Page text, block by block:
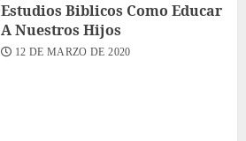
Estudios Biblicos Como Educar
A Nuestros Hijos
12 DE MARZO DE 2020